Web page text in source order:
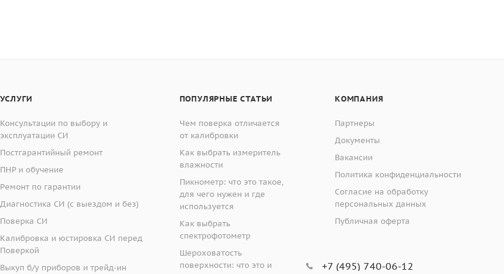
УСЛУГИ
Консультации по выбору и
эксплуатации СИ
Постгарантийный ремонт
ПНР и обучение
Ремонт по гарантии
Диагностика СИ (с выездом и без)
Поверка СИ
Калибровка и юстировка СИ перед
Поверкой
Выкуп б/у приборов и трейд-ин
ПОПУЛЯРНЫЕ СТАТЬИ
Чем поверка отличается
от калибровки
Как выбрать измеритель
влажности
Пикнометр: что это такое,
для чего нужен и где
используется
Как выбрать
спектрофотометр
Шероховатость
поверхности: что это и
КОМПАНИЯ
Партнеры
Документы
Вакансии
Политика конфиденциальности
Согласие на обработку
персональных данных
Публичная оферта
+7 (495) 740-06-12